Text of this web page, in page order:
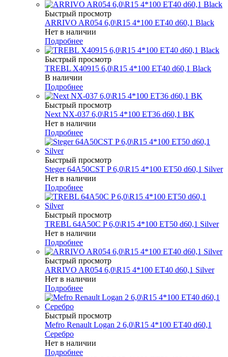
Быстрый просмотр
ARRIVO AR054 6,0\R15 4*100 ET40 d60,1 Black
Нет в наличии
Подробнее
Быстрый просмотр
TREBL X40915 6,0\R15 4*100 ET40 d60,1 Black
В наличии
Подробнее
Быстрый просмотр
Next NX-037 6,0\R15 4*100 ET36 d60,1 BK
Нет в наличии
Подробнее
Быстрый просмотр
Steger 64A50CST P 6,0\R15 4*100 ET50 d60,1 Silver
Нет в наличии
Подробнее
Быстрый просмотр
TREBL 64A50C P 6,0\R15 4*100 ET50 d60,1 Silver
Нет в наличии
Подробнее
Быстрый просмотр
ARRIVO AR054 6,0\R15 4*100 ET40 d60,1 Silver
Нет в наличии
Подробнее
Быстрый просмотр
Mefro Renault Logan 2 6,0\R15 4*100 ET40 d60,1
Серебро
Нет в наличии
Подробнее